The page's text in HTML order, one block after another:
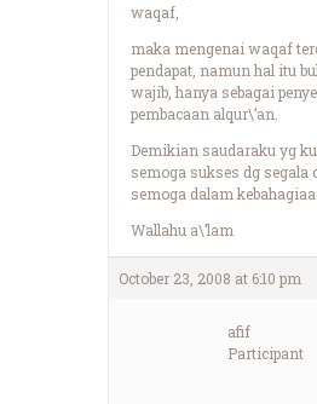
waqaf,
maka mengenai waqaf
pendapat, namun hal itu
wajib, hanya sebagai
pembacaan alqur\’an.
Demikian saudaraku yg
semoga sukses dg segala
semoga dalam
Wallahu a\’lam
October 23, 2008 at 6:10 pm
afif
Participant